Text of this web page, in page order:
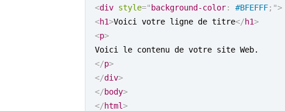
<div style=" background-color: #BFEFFF; ">
<h1>Voici votre ligne de titre</h1>
<p>
</p>
</div>
</body>
</html>